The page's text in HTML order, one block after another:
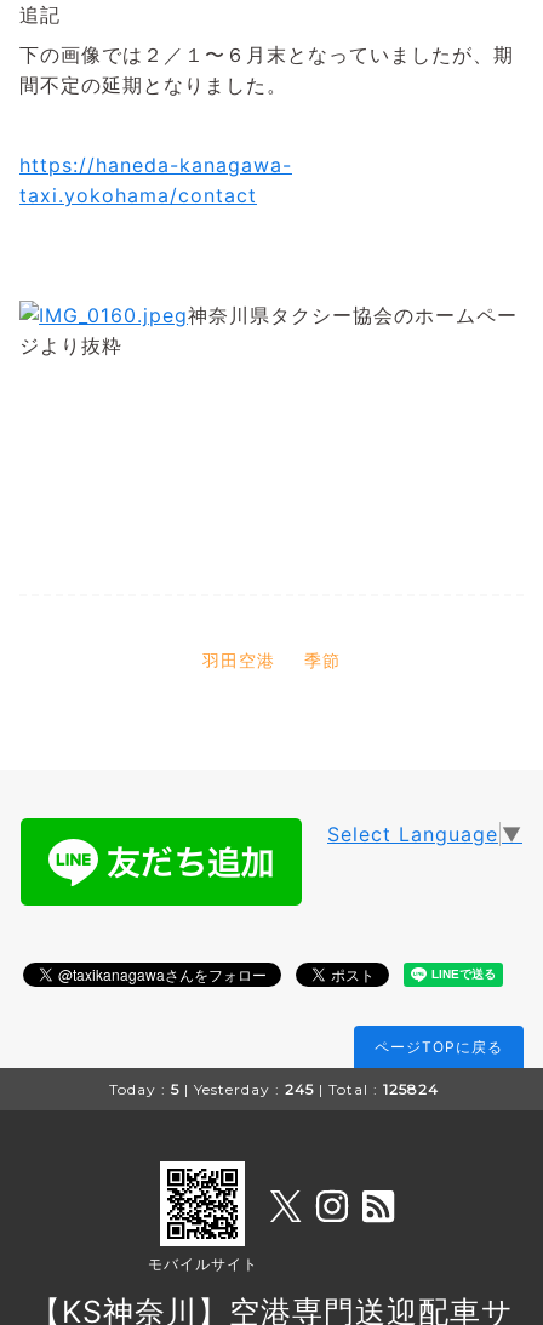
追記
下の画像では２／１〜６月末となっていましたが、期
間不定の延期となりました。
https://haneda-kanagawa-
taxi.yokohama/contact
神奈川県タクシー協会のホームペー
ジより抜粋
羽田空港 季節
Select Language ▼
ページTOPに戻る
Today : 5 | Yesterday : 245 | Total : 125824
モバイルサイト
【KS神奈川】空港専門送迎配車サ